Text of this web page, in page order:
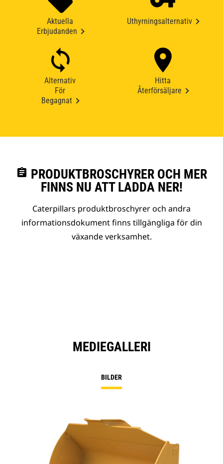
Aktuella
Erbjudanden
Uthyrningsalternativ
Alternativ
För
Begagnat
Hitta
Återförsäljare
assignment PRODUKTBROSCHYRER OCH MER
FINNS NU ATT LADDA NER!
Caterpillars produktbroschyrer och andra
informationsdokument finns tillgängliga för din
växande verksamhet.
MEDIEGALLERI
BILDER